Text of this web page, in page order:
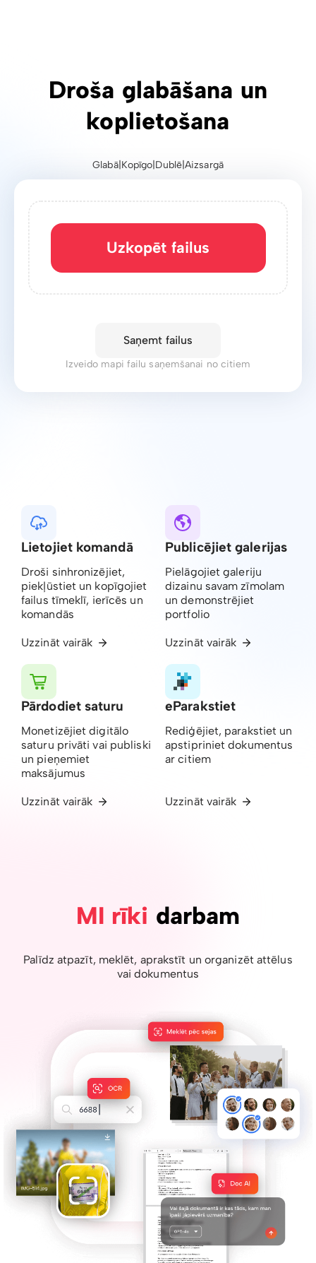
Droša glabāšana un
koplietošana
Glabā| Kopīgo Dublē|Aizsargā
Uzkopēt failus
Saņemt failus
Izveido mapi failu saņemšanai no citiem
Lietojiet komandā
Droši sinhronizējiet,
piekļūstiet un kopīgojiet
failus tīmeklī, ierīcēs un
komandās
Uzzināt vairāk
Publicējiet galerijas
Pielāgojiet galeriju
dizainu savam zīmolam
un demonstrējiet
portfolio
Uzzināt vairāk
Pārdodiet saturu
Monetizējiet digitālo
saturu privāti vai publiski
un pieņemiet
maksājumus
Uzzināt vairāk
eParakstiet
Rediģējiet, parakstiet un
apstipriniet dokumentus
ar citiem
Uzzināt vairāk
MI rīki darbam
Palīdz atpazīt, meklēt, aprakstīt un organizēt attēlus
vai dokumentus